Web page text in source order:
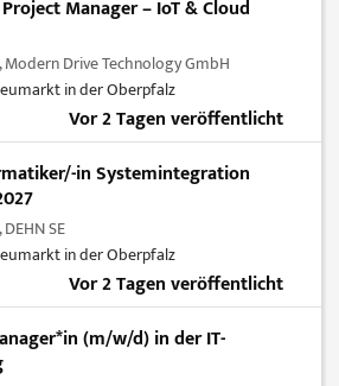
Manager – IoT & Cloud
Modern Drive Technology GmbH
in der Oberpfalz
Vor 2 Tagen veröffentlicht
in Systemintegration
DEHN SE
in der Oberpfalz
Vor 2 Tagen veröffentlicht
(m/w/d) in der IT-